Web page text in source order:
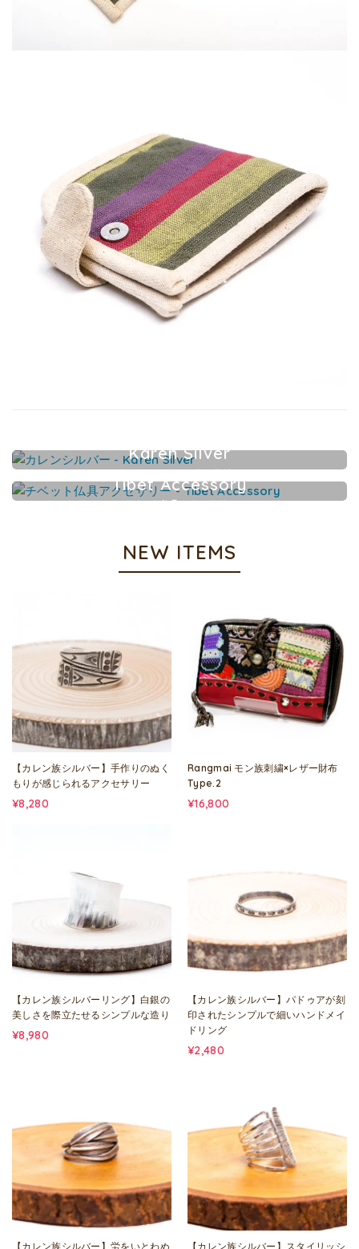
Karen Silver
カレンシルバーアクセサリー
Tibet Accessory
チベット仏具アクセサリー
NEW ITEMS
【カレン族シルバー】手作りのぬく
もりが感じられるアクセサリー
¥8,280
Rangmai モン族刺繍×レザー財布
Type.2
¥16,800
【カレン族シルバーリング】白銀の
美しさを際立たせるシンプルな造り
¥8,980
【カレン族シルバー】パドゥアが刻
印されたシンプルで細いハンドメイ
ドリング
¥2,480
【カレン族シルバー】労をいとわぬ 【カレン族シルバー】スタイリッシ